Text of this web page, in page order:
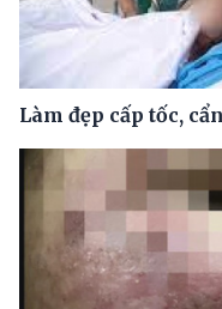
Làm đẹp cấp tốc,